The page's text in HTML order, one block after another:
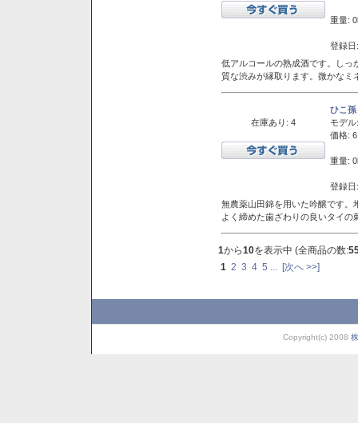
重量:
登録
低アルコールの熟成酒です。しっ
質な渋みが縁取ります。微かなミ
在庫あり: 4
ひこ
モデル:
価格:
重量:
登録
無農薬山田錦を用いた吟醸です
よく締めた歯ざわりの良いタイ
1から10を表示中 (全商品の数:
1 2 3 4 5 [次へ >>]
Copyright(c) 2008